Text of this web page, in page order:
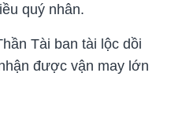
quý nhân.
Tài ban tài lộc dồi
được vận may lớn